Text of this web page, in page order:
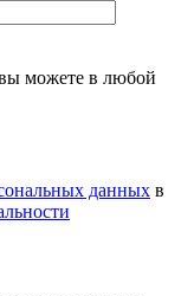
можете в любой
данных в